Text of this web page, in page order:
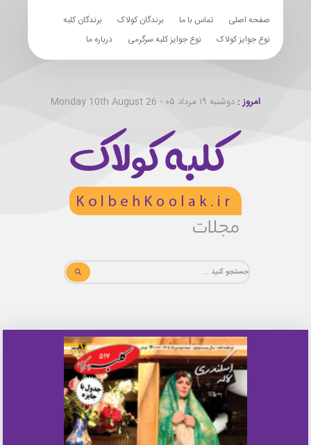
صفحه اصلی تماس با ما برندگان کولاک
برندگان کلبه
نوع جوایز کولاک
نوع جوایز کلبه سرگرمی درباره ما
امروز : دوشنبه ۱۹ مرداد ۰۵ - Monday 10th August 26